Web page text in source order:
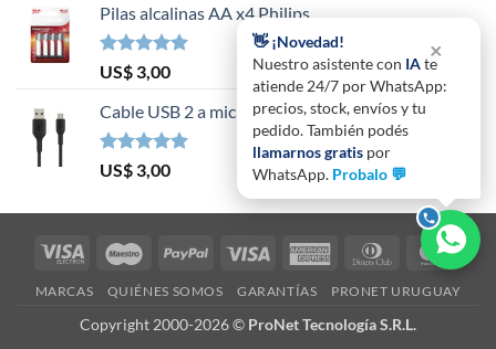
Pilas alcalinas AA x4 Philips
Valorado en
5.00
de 5
US$ 3,00
Cable USB 2 a micro USB B largo 1.2 metros
Valorado en
5.00
de 5
US$ 3,00
Visa
Maestro PayPal Visa
American
Dinners
MARCAS QUIÉNES SOMOS GARANTÍAS PRONET URUGUAY
Copyright 2000-2026 © ProNet Tecnología S.R.L.
×
👋 ¡Novedad!
Nuestro asistente con IAte
atiende 24/7 por WhatsApp:
precios, stock, envíos y tu
pedido. También podés
llamarnos gratis por
WhatsApp. Probalo 💬